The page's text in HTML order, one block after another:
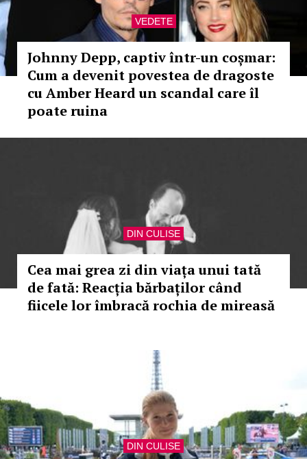
VEDETE
Johnny Depp, captiv într-un coșmar:
Cum a devenit povestea de dragoste
cu Amber Heard un scandal care îl
poate ruina
DIN CULISE
Cea mai grea zi din viața unui tată
de fată: Reacția bărbaților când
fiicele lor îmbracă rochia de mireasă
DIN CULISE